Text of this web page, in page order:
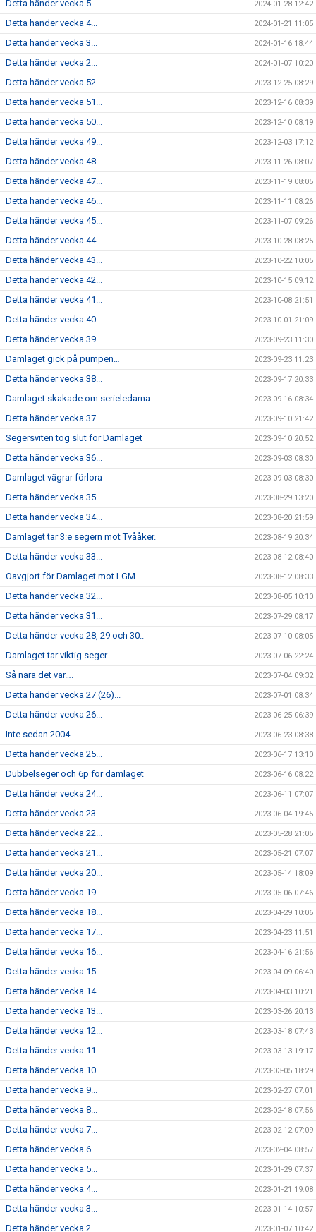
Detta händer vecka 5... 2024-01-28 12:42
Detta händer vecka 4... 2024-01-21 11:05
Detta händer vecka 3... 2024-01-16 18:44
Detta händer vecka 2... 2024-01-07 10:20
Detta händer vecka 52... 2023-12-25 08:29
Detta händer vecka 51... 2023-12-16 08:39
Detta händer vecka 50... 2023-12-10 08:19
Detta händer vecka 49... 2023-12-03 17:12
Detta händer vecka 48... 2023-11-26 08:07
Detta händer vecka 47... 2023-11-19 08:05
Detta händer vecka 46... 2023-11-11 08:26
Detta händer vecka 45... 2023-11-07 09:26
Detta händer vecka 44... 2023-10-28 08:25
Detta händer vecka 43... 2023-10-22 10:05
Detta händer vecka 42... 2023-10-15 09:12
Detta händer vecka 41... 2023-10-08 21:51
Detta händer vecka 40... 2023-10-01 21:09
Detta händer vecka 39... 2023-09-23 11:30
Damlaget gick på pumpen… 2023-09-23 11:23
Detta händer vecka 38... 2023-09-17 20:33
Damlaget skakade om serieledarna… 2023-09-16 08:34
Detta händer vecka 37... 2023-09-10 21:42
Segersviten tog slut för Damlaget 2023-09-10 20:52
Detta händer vecka 36... 2023-09-03 08:30
Damlaget vägrar förlora 2023-09-03 08:30
Detta händer vecka 35... 2023-08-29 13:20
Detta händer vecka 34... 2023-08-20 21:59
Damlaget tar 3:e segern mot Tvååker. 2023-08-19 20:34
Detta händer vecka 33... 2023-08-12 08:40
Oavgjort för Damlaget mot LGM 2023-08-12 08:33
Detta händer vecka 32... 2023-08-05 10:10
Detta händer vecka 31... 2023-07-29 08:17
Detta händer vecka 28, 29 och 30.. 2023-07-10 08:05
Damlaget tar viktig seger… 2023-07-06 22:24
Så nära det var…. 2023-07-04 09:32
Detta händer vecka 27 (26)... 2023-07-01 08:34
Detta händer vecka 26... 2023-06-25 06:39
Inte sedan 2004… 2023-06-23 08:38
Detta händer vecka 25... 2023-06-17 13:10
Dubbelseger och 6p för damlaget 2023-06-16 08:22
Detta händer vecka 24... 2023-06-11 07:07
Detta händer vecka 23... 2023-06-04 19:45
Detta händer vecka 22... 2023-05-28 21:05
Detta händer vecka 21... 2023-05-21 07:07
Detta händer vecka 20... 2023-05-14 18:09
Detta händer vecka 19... 2023-05-06 07:46
Detta händer vecka 18... 2023-04-29 10:06
Detta händer vecka 17... 2023-04-23 11:51
Detta händer vecka 16... 2023-04-16 21:56
Detta händer vecka 15... 2023-04-09 06:40
Detta händer vecka 14... 2023-04-03 10:21
Detta händer vecka 13... 2023-03-26 20:13
Detta händer vecka 12... 2023-03-18 07:43
Detta händer vecka 11... 2023-03-13 19:17
Detta händer vecka 10... 2023-03-05 18:29
Detta händer vecka 9... 2023-02-27 07:01
Detta händer vecka 8... 2023-02-18 07:56
Detta händer vecka 7... 2023-02-12 07:09
Detta händer vecka 6... 2023-02-04 08:57
Detta händer vecka 5... 2023-01-29 07:37
Detta händer vecka 4... 2023-01-21 19:08
Detta händer vecka 3... 2023-01-14 10:57
Detta händer vecka 2 2023-01-07 10:42